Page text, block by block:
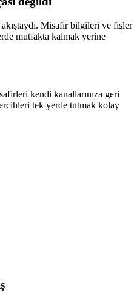
ağı ek satışları—gerçek zamanlı sipariş
iOS ve web için indirin.Misafir bilgileri ve fişler
mutfakta kalmak yerine
kendi kanallarınıza geri
tek yerde tutmak kolay